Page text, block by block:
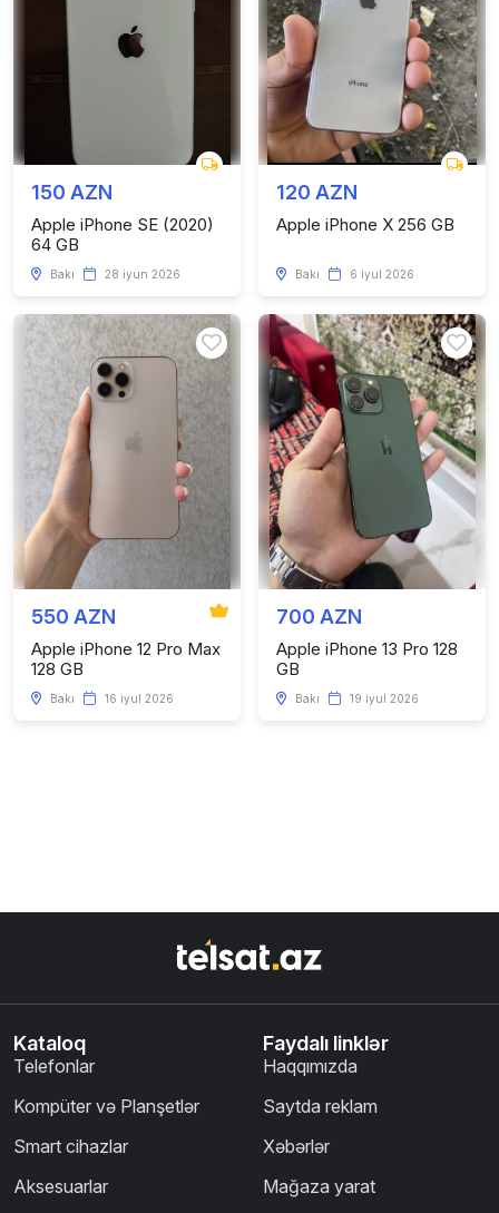
150 AZN
Apple iPhone SE (2020)
64 GB
Bakı 28 iyun 2026
120 AZN
Apple iPhone X 256 GB
Bakı 6 iyul 2026
550 AZN
Apple iPhone 12 Pro Max
128 GB
Bakı 16 iyul 2026
700 AZN
Apple iPhone 13 Pro 128
GB
Bakı 19 iyul 2026
Kataloq
Telefonlar
Kompüter və Planşetlər
Smart cihazlar
Aksesuarlar
Faydalı linklər
Haqqımızda
Saytda reklam
Xəbərlər
Mağaza yarat